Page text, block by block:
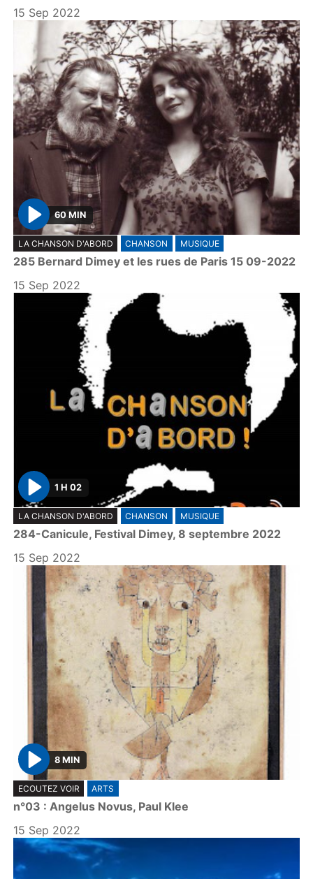
y
15 Sep 2022
P
l
a
y
60 MIN
LA CHANSON D'ABORD CHANSON MUSIQUE
285 Bernard Dimey et les rues de Paris 15 09-2022
15 Sep 2022
P
l
a
y
1 H 02
LA CHANSON D'ABORD CHANSON MUSIQUE
284-Canicule, Festival Dimey, 8 septembre 2022
15 Sep 2022
P
l
a
y
8 MIN
ECOUTEZ VOIR ARTS
n°03 : Angelus Novus, Paul Klee
15 Sep 2022